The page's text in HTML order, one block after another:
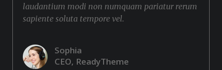
laudantium modi non numquam pariatur rerum
sapiente soluta tempore vel.
Sophia
CEO, ReadyTheme